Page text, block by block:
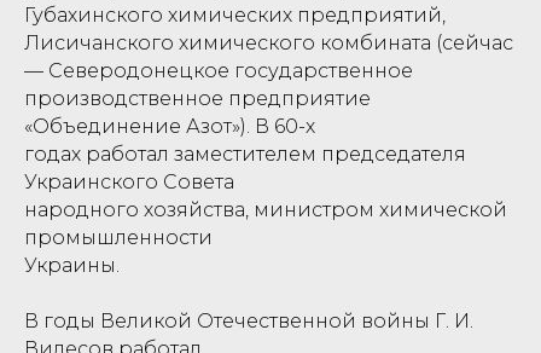
Губахинского химических предприятий,
Лисичанского химического комбината (сейчас
— Северодонецкое государственное
производственное предприятие
«Объединение Азот»). В 60-х
годах работал заместителем председателя
Украинского Совета
народного хозяйства, министром химической
промышленности
Украины.
В годы Великой Отечественной войны Г. И.
Вилесов работал